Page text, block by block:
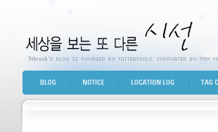
세상을 보는 또 다른 시선
BLOG TOP NOTICE LOCATION LOG TAG